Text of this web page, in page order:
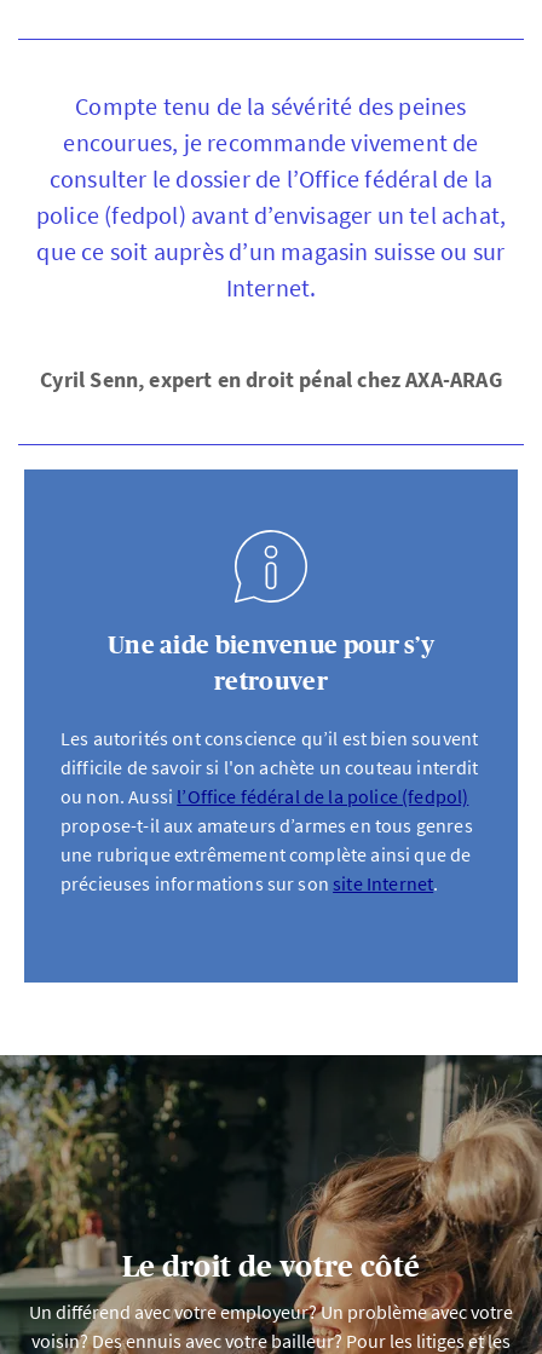
Compte tenu de la sévérité des peines
encourues, je recommande vivement de
consulter le dossier de l’Office fédéral de la
police (fedpol) avant d’envisager un tel achat,
que ce soit auprès d’un magasin suisse ou sur
Internet.
Cyril Senn, expert en droit pénal chez AXA-ARAG
Une aide bienvenue pour s’y
retrouver
Les autorités ont conscience qu’il est bien souvent
difficile de savoir si l'on achète un couteau interdit
ou non. Aussi l’Office fédéral de la police (fedpol)
propose-t-il aux amateurs d’armes en tous genres
une rubrique extrêmement complète ainsi que de
précieuses informations sur sonsite Internet.
Le droit de votre côté
Un différend avec votre employeur? Un problème avec votre
voisin? Des ennuis avec votre bailleur? Pour les litiges et les